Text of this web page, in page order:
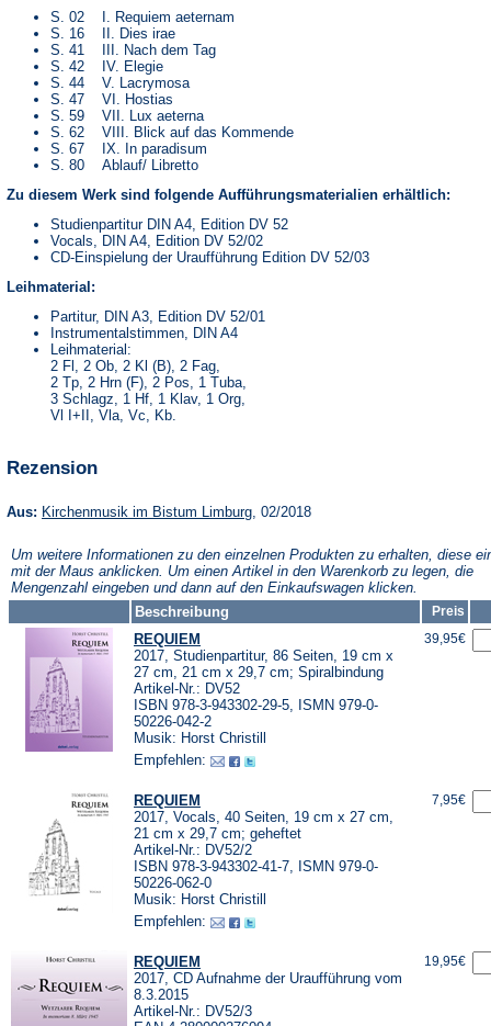
S. 02 I. Requiem aeternam
S. 16 II. Dies irae
S. 41 III. Nach dem Tag
S. 42 IV. Elegie
S. 44 V. Lacrymosa
S. 47 VI. Hostias
S. 59 VII. Lux aeterna
S. 62 VIII. Blick auf das Kommende
S. 67 IX. In paradisum
S. 80 Ablauf/ Libretto
Zu diesem Werk sind folgende Aufführungsmaterialien erhältlich:
Studienpartitur DIN A4, Edition DV 52
Vocals, DIN A4, Edition DV 52/02
CD-Einspielung der Uraufführung Edition DV 52/03
Leihmaterial:
Partitur, DIN A3, Edition DV 52/01
Instrumentalstimmen, DIN A4
Leihmaterial:
2 Fl, 2 Ob, 2 Kl (B), 2 Fag,
2 Tp, 2 Hrn (F), 2 Pos, 1 Tuba,
3 Schlagz, 1 Hf, 1 Klav, 1 Org,
Vl I+II, Vla, Vc, Kb.
Rezension
Aus: Kirchenmusik im Bistum Limburg(Öffnet
neuen
Tab)
, 02/2018
Um weitere Informationen zu den einzelnen Produkten zu erhalten, diese
mit der Maus anklicken. Um einen Artikel in den Warenkorb zu legen, die
Mengenzahl eingeben und dann auf den Einkaufswagen klicken.
Beschreibung
Preis
REQUIEM
2017, Studienpartitur, 86 Seiten, 19 cm x
27 cm, 21 cm x 29,7 cm; Spiralbindung
Artikel-Nr.: DV52
ISBN 978-3-943302-29-5, ISMN 979-0-
50226-042-2
Musik: Horst Christill
Empfehlen:
39,95€
REQUIEM
2017, Vocals, 40 Seiten, 19 cm x 27 cm,
21 cm x 29,7 cm; geheftet
Artikel-Nr.: DV52/2
ISBN 978-3-943302-41-7, ISMN 979-0-
50226-062-0
Musik: Horst Christill
Empfehlen:
7,95€
REQUIEM
2017, CD Aufnahme der Uraufführung vom
8.3.2015
Artikel-Nr.: DV52/3
19,95€